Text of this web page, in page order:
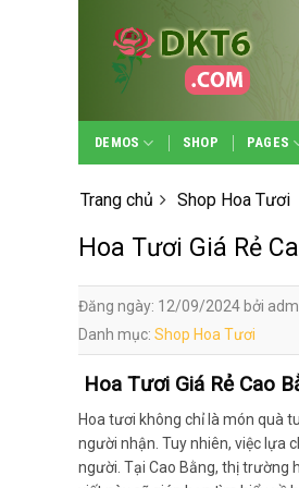
content
DEMOS SHOP PAGES
Trang chủ Shop Hoa Tươi
Hoa Tươi Giá Rẻ
Đăng ngày: 12/09/2024 bởi
Danh mục: Shop Hoa Tươi
Hoa Tươi Giá Rẻ Cao
Hoa tươi không chỉ là món quà
người nhận. Tuy nhiên, việc lựa
người. Tại Cao Bằng, thị trường